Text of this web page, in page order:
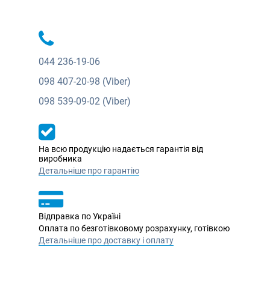
044 236-19-06
098 407-20-98 (Viber)
098 539-09-02 (Viber)
На всю продукцію надається гарантія від
виробника
Детальніше про гарантію
Відправка по Україні
Оплата по безготівковому розрахунку, готівкою
Детальніше про доставку і оплату